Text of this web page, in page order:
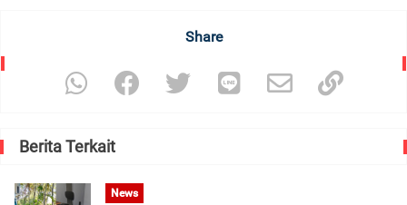
Share
Berita Terkait
News